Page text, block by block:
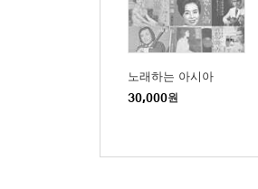
동따라 노래따라: 카니발
트로트의 미학 II: 흥
트로트의 미학 III: 끈기
팬클럽: 사이버 ‘계’ 조직
노래하는 아시아
30,000원